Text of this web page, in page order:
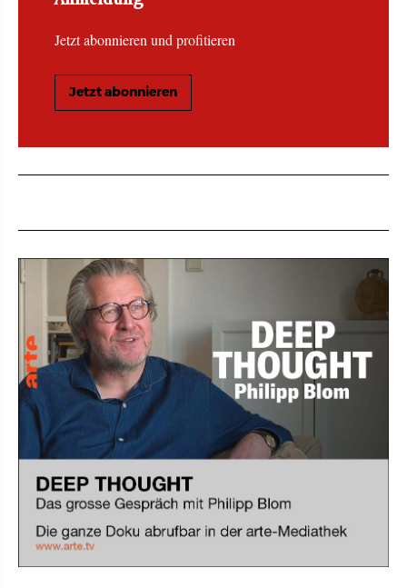
Jetzt abonnieren und profitieren
Jetzt abonnieren